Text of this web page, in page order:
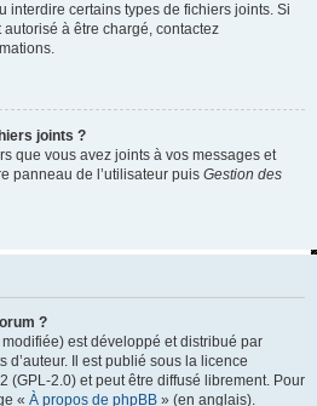
interdire certains types de fichiers joints. Si
autorisé à être chargé, contactez
joints ?
que vous avez joints à vos messages et
panneau de l’utilisateur puis Gestion des
?
est développé et distribué par
d’auteur. Il est publié sous la licence
(GPL-2.0) et peut être diffusé librement. Pour
« À propos de phpBB » (en anglais).